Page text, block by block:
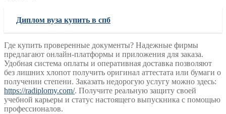
Диплом вуза купить в спб
Где купить проверенные документы? Надежные фирмы
предлагают онлайн-платформы и приложения для заказа.
Удобная система оплаты и оперативная доставка позволяют
без лишних хлопот получить оригинал аттестата или бумаги о
получении степени. Заказать недорогую услугу можно здесь:
https://radiplomy.com/. Получите реальную защиту своей
учебной карьеры и статус настоящего выпускника с помощью
профессионалов.